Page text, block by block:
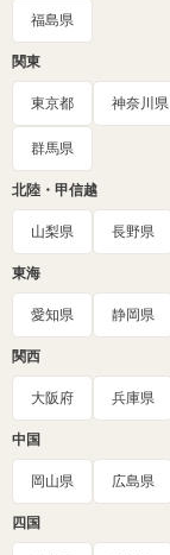
福島県
関東
東京都 神奈川県
群馬県
北陸・甲信越
山梨県 長野県
東海
愛知県 静岡県
関西
大阪府 兵庫県
中国
岡山県 広島県
四国